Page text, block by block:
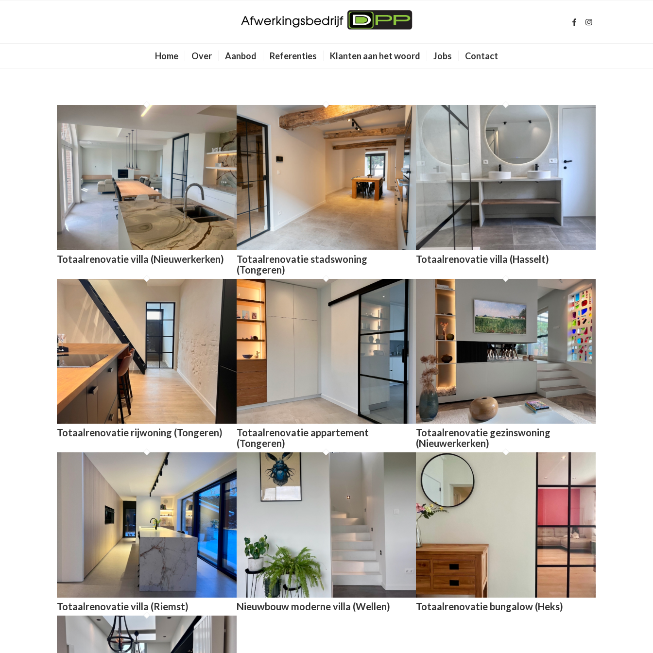
Home Over Aanbod Referenties Klanten aan het woord Jobs Contact
Totaalrenovatie villa (Nieuwerkerken)
Totaalrenovatie stadswoning
(Tongeren)
Totaalrenovatie villa (Hasselt)
Totaalrenovatie rijwoning (Tongeren)
Totaalrenovatie appartement
(Tongeren)
Totaalrenovatie gezinswoning
(Nieuwerkerken)
Totaalrenovatie villa (Riemst) Nieuwbouw moderne villa (Wellen) Totaalrenovatie bungalow (Heks)